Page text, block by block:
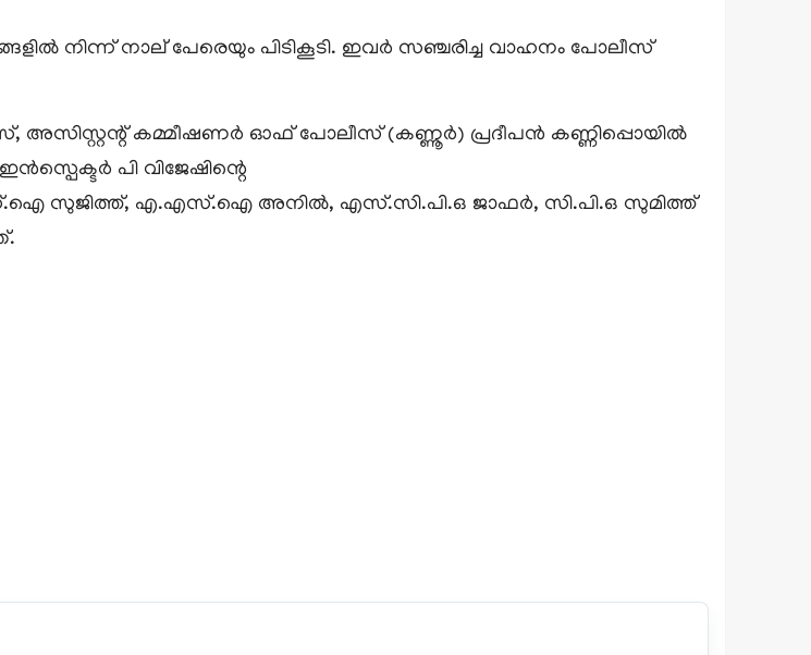
നിന്ന് നാല് പേരെയും പിടികൂടി. ഇവർ സഞ്ചരിച്ച വാഹനം പോലീസ്
അസിസ്റ്റന്റ് കമ്മീഷണർ ഓഫ് പോലീസ് (കണ്ണൂർ) പ്രദീപൻ കണ്ണിപ്പൊയിൽ
പി വിജേഷിന്റെ
സുജിത്ത്, എ.എസ്.ഐ അനിൽ, എസ്.സി.പി.ഒ ജാഫർ, സി.പി.ഒ സുമിത്ത്